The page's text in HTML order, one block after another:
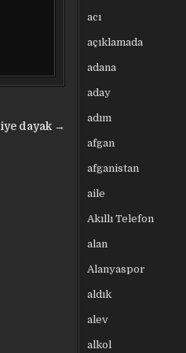
dayak →
acı
açıklamada
adana
aday
adım
afgan
afganistan
aile
Akıllı Telefon
alan
Alanyaspor
aldık
alev
alkol